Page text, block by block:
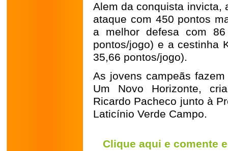
Alem da conquista invicta,
ataque com 450 pontos
a melhor defesa com
pontos/jogo) e a cestinha
35,66 pontos/jogo).
As jovens campeãs
Um Novo Horizonte,
Ricardo Pacheco junto à
Laticínio Verde Campo.
Clique aqui e comente